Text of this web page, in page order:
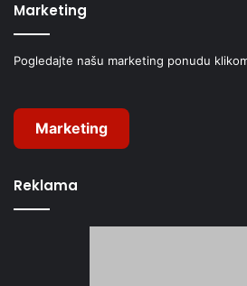
Marketing
Pogledajte našu marketing ponudu
Marketing
Reklama